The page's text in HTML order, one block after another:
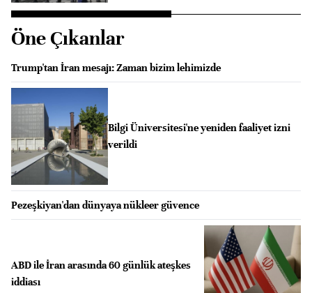
Öne Çıkanlar
Trump'tan İran mesajı: Zaman bizim lehimizde
Bilgi Üniversitesi'ne yeniden faaliyet izni
verildi
Pezeşkiyan'dan dünyaya nükleer güvence
ABD ile İran arasında 60 günlük ateşkes
iddiası